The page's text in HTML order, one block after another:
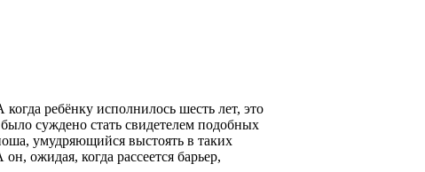
ребёнку исполнилось шесть лет, это
суждено стать свидетелем подобных
умудряющийся выстоять в таких
ожидая, когда рассеется барьер,